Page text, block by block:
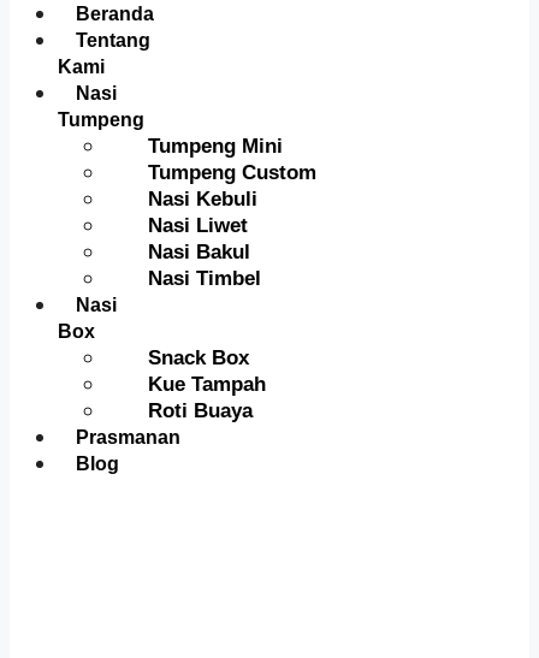
Menu
Beranda
Tentang
Kami
Nasi
Tumpeng
Tumpeng Mini
Tumpeng Custom
Nasi Kebuli
Nasi Liwet
Nasi Bakul
Nasi Timbel
Nasi
Box
Snack Box
Kue Tampah
Roti Buaya
Prasmanan
Blog